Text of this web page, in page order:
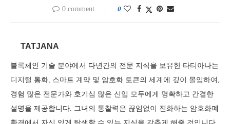
0 comment 0
TATJANA
블록체인 기술 분야에서 다년간의 전문 지식을 보유한 타티아나는
디지털 통화, 스마트 계약 및 암호화 토큰의 세계에 깊이 몰입하여,
경험 많은 전문가와 호기심 많은 신입 모두에게 명확하고 간결한
설명을 제공합니다. 그녀의 통찰력은 끊임없이 진화하는 암호화폐